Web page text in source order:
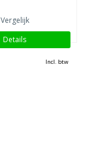
Vergelijk
Details
Incl. btw